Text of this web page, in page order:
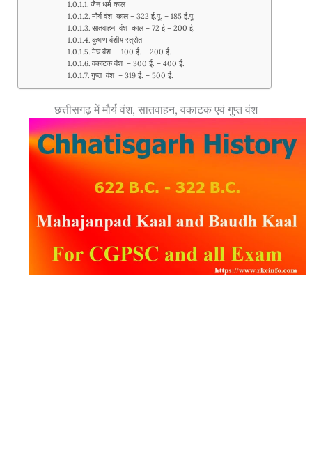
जैन धर्म काल
मौर्य वंश काल – 322 ई.पू. – 185 ई.पू.
सातवाहन वंश काल – 72 ई – 200 ई.
कुषाण वंशीय स्त्रोत
मेघ वंश – 100 ई. – 200 ई.
वकाटक वंश – 300 ई. – 400 ई.
गुप्त वंश – 319 ई. – 500 ई.
छत्तीसगढ़ में मौर्य वंश, सातवाहन, वकाटक एवं गुप्त वंश